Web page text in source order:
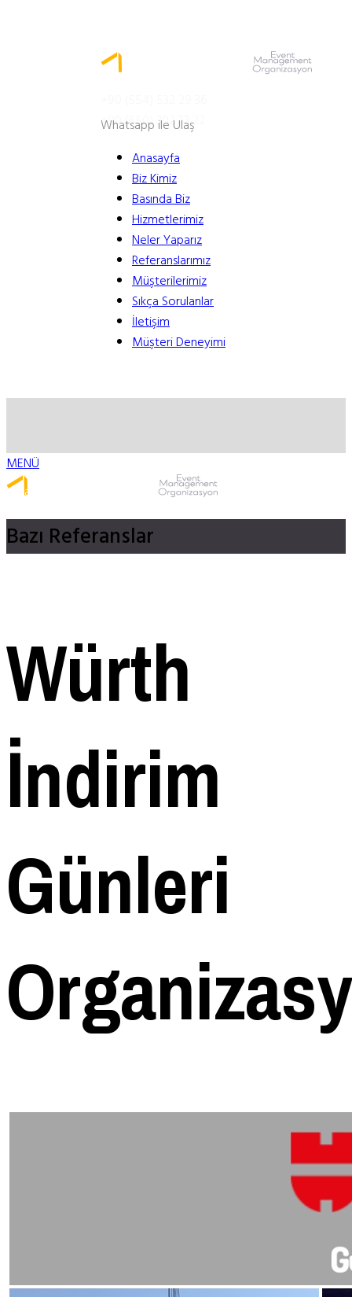
+90 (850) 302 33 22
Whatsapp ile Ulaş
Anasayfa
Biz Kimiz
Basında Biz
Hizmetlerimiz
Neler Yaparız
Referanslarımız
Müşterilerimiz
Sıkça Sorulanlar
İletişim
Müşteri Deneyimi
MENÜ
Whatsapp ile Ulaş
Bazı Referanslar
Würth
İndirim
Günleri